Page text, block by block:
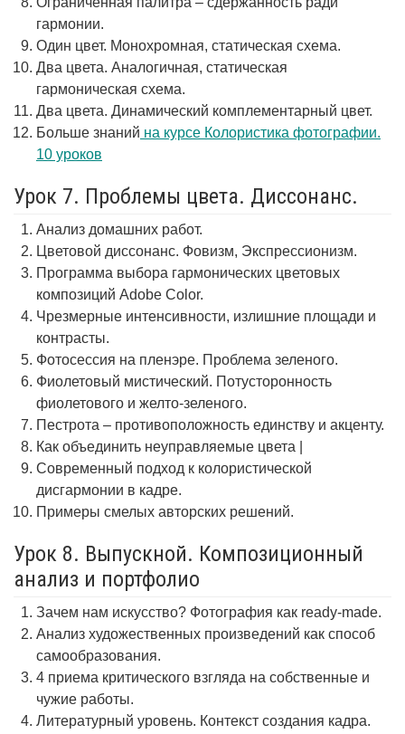
гармонии.
Один цвет. Монохромная, статическая схема.
Два цвета. Аналогичная, статическая
гармоническая схема.
Два цвета. Динамический комплементарный цвет.
Больше знаний на курсе Колористика фотографии.
10 уроков
Урок 7. Проблемы цвета. Диссонанс.
Анализ домашних работ.
Цветовой диссонанс. Фовизм, Экспрессионизм.
Программа выбора гармонических цветовых
композиций Adobe Color.
Чрезмерные интенсивности, излишние площади и
контрасты.
Фотосессия на пленэре. Проблема зеленого.
Фиолетовый мистический. Потусторонность
фиолетового и желто-зеленого.
Пестрота – противоположность единству и акценту.
Как объединить неуправляемые цвета |
Современный подход к колористической
дисгармонии в кадре.
Примеры смелых авторских решений.
Урок 8. Выпускной. Композиционный
анализ и портфолио
Зачем нам искусство? Фотография как ready-made.
Анализ художественных произведений как способ
самообразования.
4 приема критического взгляда на собственные и
чужие работы.
Литературный уровень. Контекст создания кадра.